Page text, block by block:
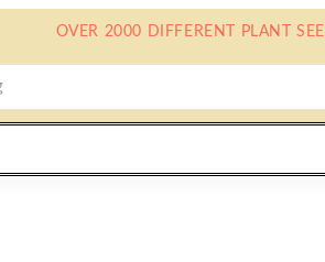
OVER 2000 DIFFERENT PLANT